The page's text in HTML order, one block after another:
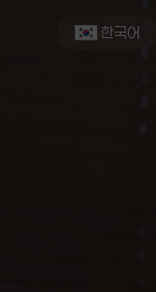
한국어